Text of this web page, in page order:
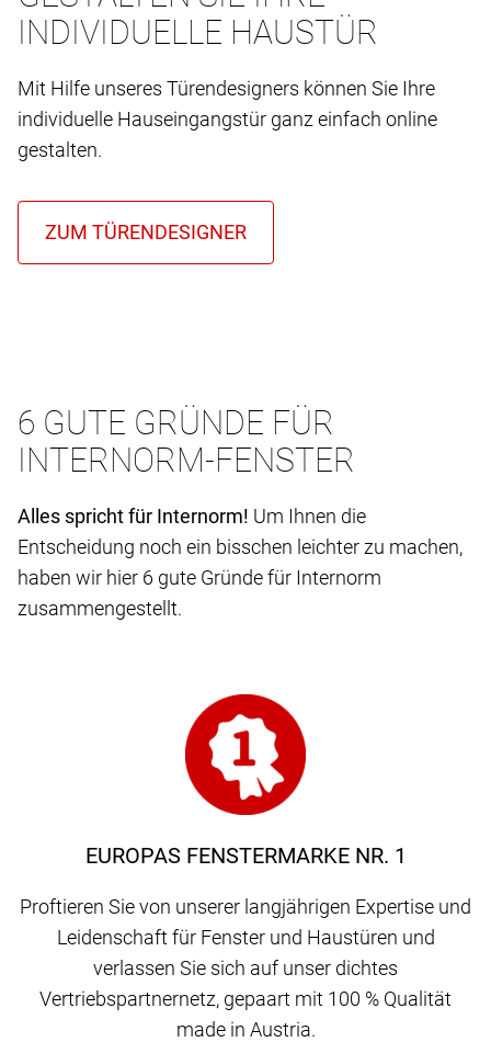
INDIVIDUELLE HAUSTÜR
Mit Hilfe unseres Türendesigners können Sie Ihre
individuelle Hauseingangstür ganz einfach online
gestalten.
6 GUTE GRÜNDE FÜR
INTERNORM-FENSTER
Alles spricht für Internorm! Um Ihnen die
Entscheidung noch ein bisschen leichter zu machen,
haben wir hier 6 gute Gründe für Internorm
zusammengestellt.
EUROPAS FENSTERMARKE NR. 1
Proftieren Sie von unserer langjährigen Expertise und
Leidenschaft für Fenster und Haustüren und
verlassen Sie sich auf unser dichtes
Vertriebspartnernetz, gepaart mit 100 % Qualität
made in Austria.